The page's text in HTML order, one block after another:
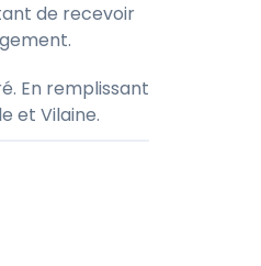
de recevoir
En remplissant
et Vilaine.